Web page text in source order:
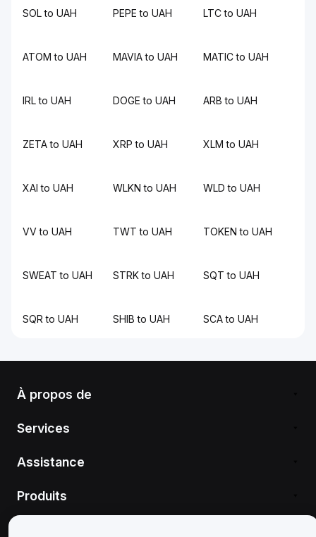
SOL to UAH PEPE to UAH LTC to UAH
ATOM to UAH MAVIA to UAH MATIC to UAH
IRL to UAH DOGE to UAH ARB to UAH
ZETA to UAH XRP to UAH XLM to UAH
XAI to UAH WLKN to UAH WLD to UAH
VV to UAH TWT to UAH TOKEN to UAH
SWEAT to UAH STRK to UAH SQT to UAH
SQR to UAH SHIB to UAH SCA to UAH
À propos de
Services
Assistance
Produits